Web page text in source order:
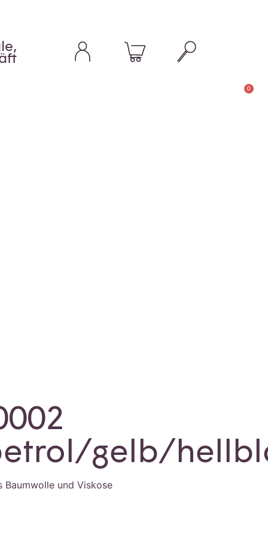
0
gelb/
Baumwolle und Viskose